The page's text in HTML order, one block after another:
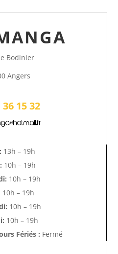
Bodinier
Angers
36 15 32
13h – 19h
10h – 19h
10h – 19h
10h – 19h
10h – 19h
10h – 19h
Fériés : Fermé